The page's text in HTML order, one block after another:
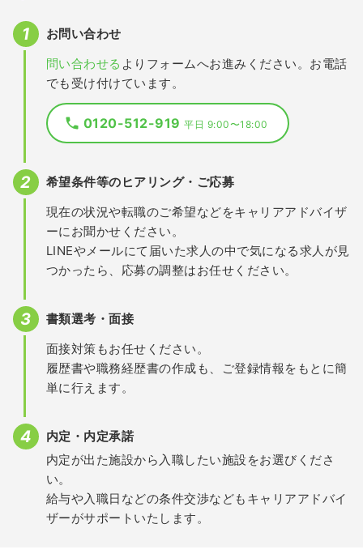
お問い合わせ
問い合わせる よりフォームへお進みください。お電話
でも受け付けています。
0120-512-919平日 9:00〜18:00
希望条件等のヒアリング・ご応募
現在の状況や転職のご希望などをキャリアアドバイザ
ーにお聞かせください。
LINEやメールにて届いた求人の中で気になる求人が見
つかったら、応募の調整はお任せください。
書類選考・面接
面接対策もお任せください。
履歴書や職務経歴書の作成も、ご登録情報をもとに簡
単に行えます。
内定・内定承諾
内定が出た施設から入職したい施設をお選びくださ
い。
給与や入職日などの条件交渉などもキャリアアドバイ
ザーがサポートいたします。